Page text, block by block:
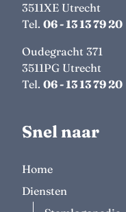
3511XE Utrecht
Tel. 06 - 13 13 79 20
Oudegracht 371
3511PG Utrecht
Tel. 06 - 13 13 79 20
Snel naar
Home
Diensten